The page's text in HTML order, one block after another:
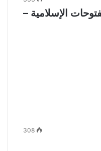
الإسلامية –
308